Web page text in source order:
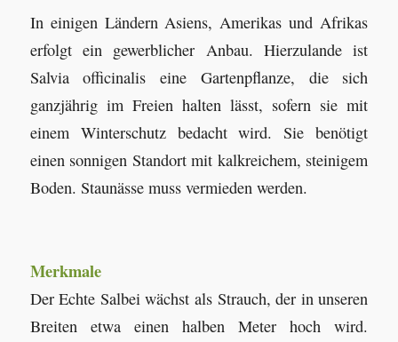
In einigen Ländern Asiens, Amerikas und Afrikas
erfolgt ein gewerblicher Anbau. Hierzulande ist
Salvia officinalis eine Gartenpflanze, die sich
ganzjährig im Freien halten lässt, sofern sie mit
einem Winterschutz bedacht wird. Sie benötigt
einen sonnigen Standort mit kalkreichem, steinigem
Boden. Staunässe muss vermieden werden.
Merkmale
Der Echte Salbei wächst als Strauch, der in unseren
Breiten etwa einen halben Meter hoch wird.